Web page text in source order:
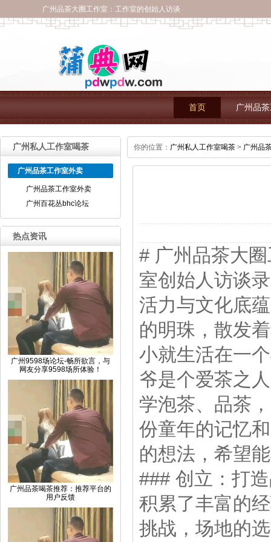
广州品茶大圈工作室：工作室的创始人访谈
首页 广州品
广州私人工作室喝茶
广州品茶工作室外卖
广州品茶工作室外卖
广州百花丛bhc论坛
热点资讯
广州9598场论坛-畅所欲言，与
网友分享9598场所体验！
广州品茶喝茶推荐：推荐平台的
用户反馈
你的位置： 广州私人工作室喝茶 > 广州品
# 广州品茶大
室创始人访谈
活力与文化底
的明珠，散发
小就生活在一
爷是个爱茶之
学泡茶、品茶
份童年的记忆
的想法，希望
### 创立：打
积累了丰富的
挑战，场地的